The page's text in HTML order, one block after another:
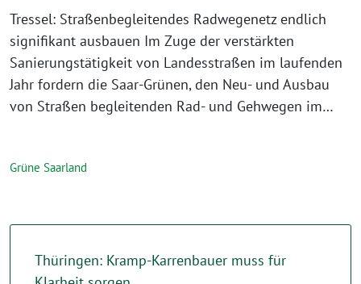
Tressel: Straßenbegleitendes Radwegenetz endlich
signifikant ausbauen Im Zuge der verstärkten
Sanierungstätigkeit von Landesstraßen im laufenden
Jahr fordern die Saar-Grünen, den Neu- und Ausbau
von Straßen begleitenden Rad- und Gehwegen im…
Grüne Saarland
Thüringen: Kramp-Karrenbauer muss für